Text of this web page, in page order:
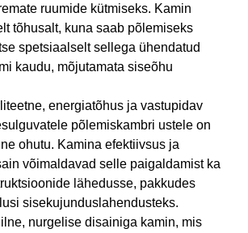
ruumide kütmiseks. Kamin
tõhusalt, kuna saab põlemiseks
spetsiaalselt sellega ühendatud
kaudu, mõjutamata siseõhu
energiatõhus ja vastupidav
põlemiskambri ustele on
ohutu. Kamina efektiivsus ja
võimaldavad selle paigaldamist ka
lähedusse, pakkudes
sisekujunduslahendusteks.
nurgelise disainiga kamin, mis